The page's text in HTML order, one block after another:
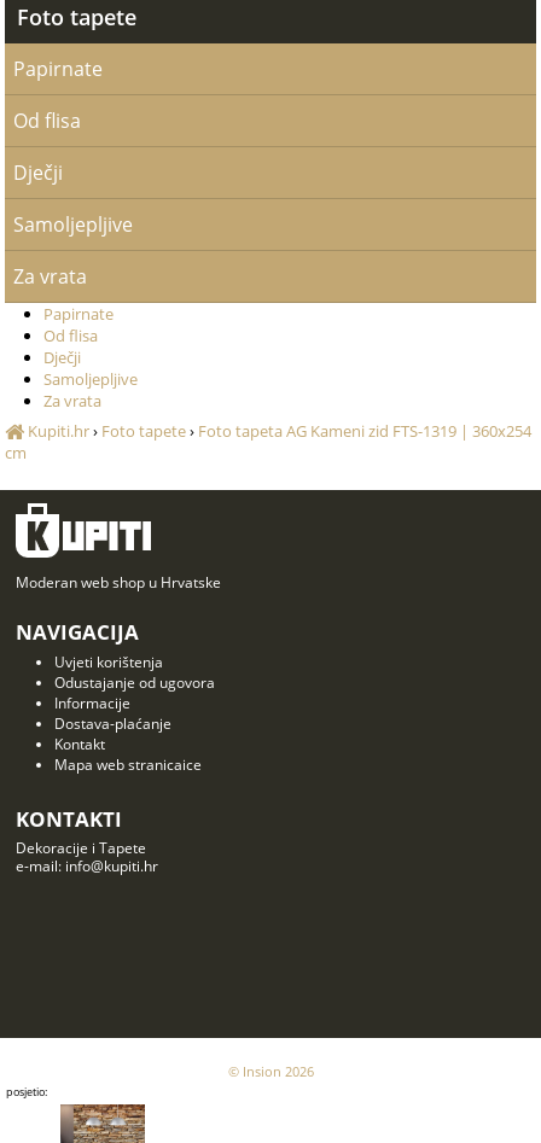
Foto tapete
Papirnate
Od flisa
Dječji
Samoljepljive
Za vrata
Papirnate
Od flisa
Dječji
Samoljepljive
Za vrata
Kupiti.hr› Foto tapete› Foto tapeta AG Kameni zid FTS-1319 | 360x254
cm
Moderan web shop u Hrvatske
NAVIGACIJA
Uvjeti korištenja
Odustajanje od ugovora
Informacije
Dostava-plaćanje
Kontakt
Mapa web stranicaice
KONTAKTI
Dekoracije i Tapete
e-mail: info@kupiti.hr
© Insion 2026
posjetio: